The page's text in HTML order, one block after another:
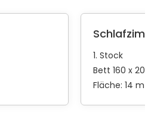
1. Stock
Bett 160 x
Fläche: 14 m